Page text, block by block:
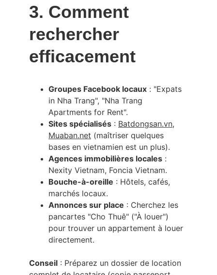
3. Comment
rechercher
efficacement
Groupes Facebook locaux : "Expats
in Nha Trang", "Nha Trang
Apartments for Rent".
Sites spécialisés : Batdongsan.vn,
Muaban.net (maîtriser quelques
bases en vietnamien est un plus).
Agences immobilières locales :
Nexity Vietnam, Foncia Vietnam.
Bouche-à-oreille : Hôtels, cafés,
marchés locaux.
Annonces sur place : Cherchez les
pancartes "Cho Thuê" ("À louer")
pour trouver un appartement à louer
directement.
Conseil : Préparez un dossier de location